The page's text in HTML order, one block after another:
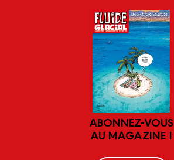
ABONNEZ-VOUS
AU MAGAZINE !